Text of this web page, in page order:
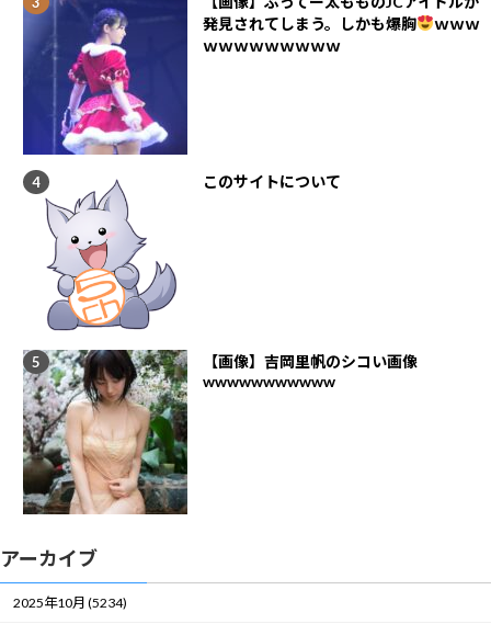
発見されてしまう。しかも爆胸
ｗｗｗ
ｗｗｗｗｗｗｗｗｗ
このサイトについて
【画像】吉岡里帆のシコい画像
wwwwwwwwwww
アーカイブ
2025年10月 (5234)